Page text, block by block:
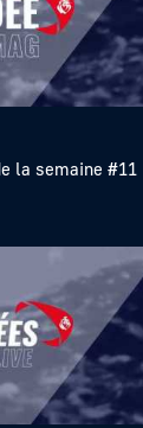
la semaine #11